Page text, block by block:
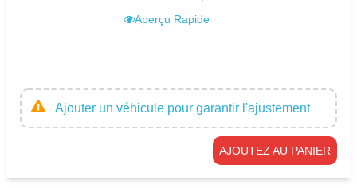
Aperçu Rapide
Ajouter un véhicule pour garantir l'ajustement
AJOUTEZ AU PANIER